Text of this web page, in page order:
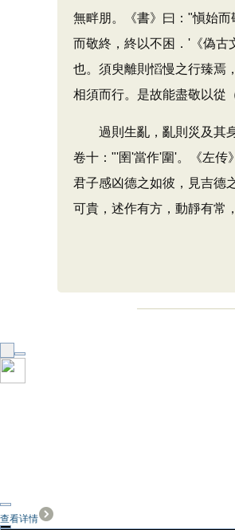
無畔朋。《書》曰："愼始
而敬終，終以不困．'《偽古
也。須臾離則慆慢之行臻焉
相須而行。是故能盡敬以從
過則生亂，亂則災及其身
卷十："'圉'當作'圍'。《左传
君子感凶德之如彼，見吉德
可貴，述作有方，動靜有常
查看详情